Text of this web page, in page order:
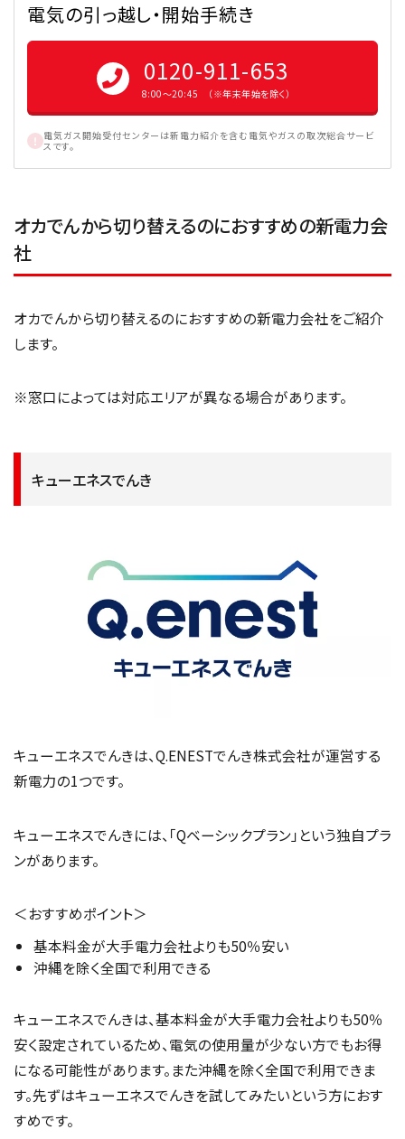
電気の引っ越し・開始手続き
0120-911-653
8:00〜20:45 （※年末年始を除く）
電気ガス開始受付センターは新電力紹介を含む電気やガスの取次総合サービ
スです。
オカでんから切り替えるのにおすすめの新電力会
社
オカでんから切り替えるのにおすすめの新電力会社をご紹介
します。
※窓口によっては対応エリアが異なる場合があります。
キューエネスでんき
キューエネスでんきは、Q.ENESTでんき株式会社が運営する
新電力の1つです。
キューエネスでんきには、「Qベーシックプラン」という独自プラ
ンがあります。
＜おすすめポイント＞
基本料金が大手電力会社よりも50％安い
沖縄を除く全国で利用できる
キューエネスでんきは、基本料金が大手電力会社よりも50％
安く設定されているため、電気の使用量が少ない方でもお得
になる可能性があります。また沖縄を除く全国で利用できま
す。先ずはキューエネスでんきを試してみたいという方におす
すめです。